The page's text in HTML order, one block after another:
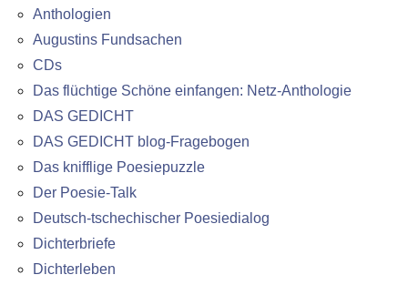
Anthologien
Augustins Fundsachen
CDs
Das flüchtige Schöne einfangen: Netz-Anthologie
DAS GEDICHT
DAS GEDICHT blog-Fragebogen
Das knifflige Poesiepuzzle
Der Poesie-Talk
Deutsch-tschechischer Poesiedialog
Dichterbriefe
Dichterleben